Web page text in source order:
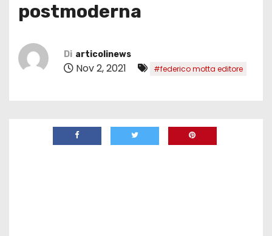
postmoderna
Di articolinews
Nov 2, 2021 #federico motta editore